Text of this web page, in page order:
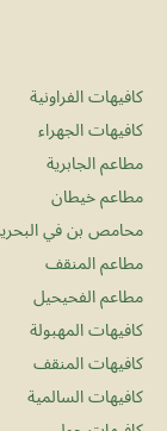
كافيهات الفراونية
كافيهات الجهراء
مطاعم الجابرية
مطاعم خيطان
محامص بن في
مطاعم المنقف
مطاعم الفحيحيل
كافيهات المهبولة
كافيهات المنقف
كافيهات السالمية